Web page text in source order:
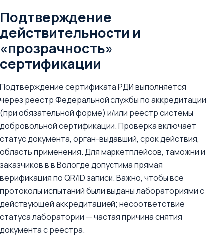
Подтверждение
действительности и
«прозрачность»
сертификации
Подтверждение сертификата РДИ выполняется
через реестр Федеральной службы по аккредитации
(при обязательной форме) и/или реестр системы
добровольной сертификации. Проверка включает
статус документа, орган-выдавший, срок действия,
область применения. Для маркетплейсов, таможни и
заказчиков в в Вологде допустима прямая
верификация по QR/ID записи. Важно, чтобы все
протоколы испытаний были выданы лабораториями с
действующей аккредитацией; несоответствие
статуса лаборатории — частая причина снятия
документа с реестра.